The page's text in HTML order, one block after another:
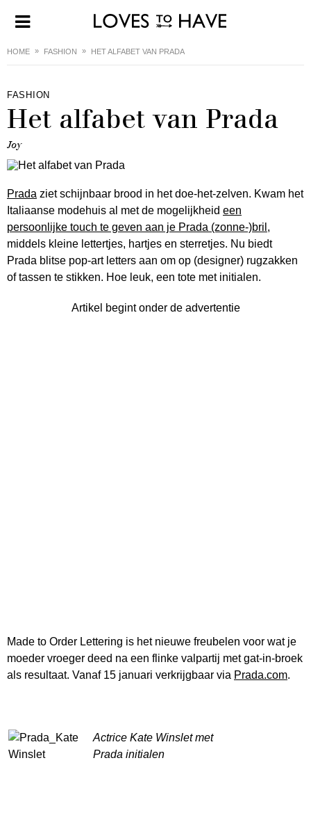
HOME FASHION HET ALFABET VAN PRADA
FASHION
Het alfabet van Prada
Joy
Prada ziet schijnbaar brood in het doe-het-zelven. Kwam het
Italiaanse modehuis al met de mogelijkheid een
persoonlijke touch te geven aan je Prada (zonne-)bril ,
middels kleine lettertjes, hartjes en sterretjes. Nu biedt
Prada blitse pop-art letters aan om op (designer) rugzakken
of tassen te stikken. Hoe leuk, een tote met initialen.
Artikel begint onder de advertentie
Made to Order Lettering is het nieuwe freubelen voor wat je
moeder vroeger deed na een flinke valpartij met gat-in-broek
als resultaat. Vanaf 15 januari verkrijgbaar via Prada.com.
Actrice Kate Winslet met
Prada initialen